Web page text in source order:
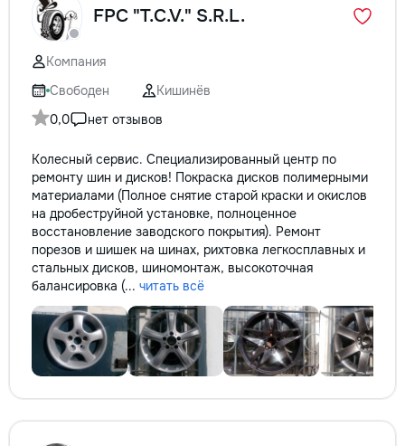
FPC "T.C.V." S.R.L.
Компания
Свободен
Кишинёв
0,0
нет отзывов
Колесный сервис. Специализированный центр по
ремонту шин и дисков! Покраска дисков полимерными
материалами (Полное снятие старой краски и окислов
на дробеструйной установке, полноценное
восстановление заводского покрытия). Ремонт
порезов и шишек на шинах, рихтовка легкосплавных и
стальных дисков, шиномонтаж, высокоточная
балансировка (... читать всё